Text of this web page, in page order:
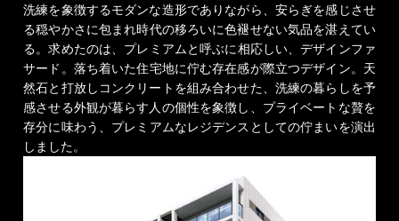
洗練を象徴するモダンな造形でありながら、 安らぎを感じさせ
る穏やかさに包まれ時代の移ろいに色褪せない気品を湛えてい
る。求めたのは、プレミアムと呼ぶに相応しい、デザインファ
サード。 落ち着いた住宅地に佇む存在感が際立つデザイン。 天
然石と打放しコンクリートを組み合わせた、 洗練の暮らしを予
感させる外観が暮らす人の個性を象徴し、 プライベートな贅を
存分に味わう、 プレミアムなレジデンスとしての佇まいを演出
しました。